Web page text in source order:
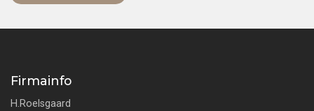
Firmainfo
H.Roelsgaard